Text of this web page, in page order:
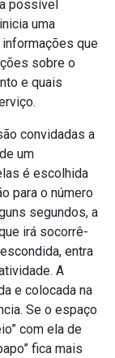
possível
uma
que
sobre o
e quais
convidadas a
um
é escolhida
para o número
segundos, a
irá socorrê-
entra
A
e colocada na
Se o espaço
com ela de
fica mais